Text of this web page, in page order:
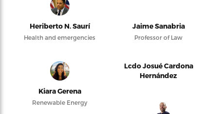
Heriberto N. Saurí
Health and emergencies
Jaime Sanabria
Professor of Law
Kiara Gerena
Renewable Energy
Lcdo Josué Cardona
Hernández